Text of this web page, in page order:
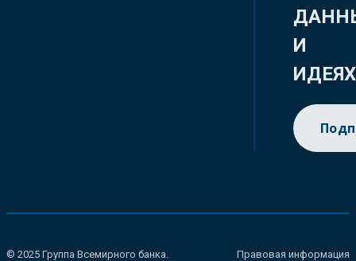
И
ИДЕЯХ
© 2025 Группа Всемирного банка.
Правовая информация